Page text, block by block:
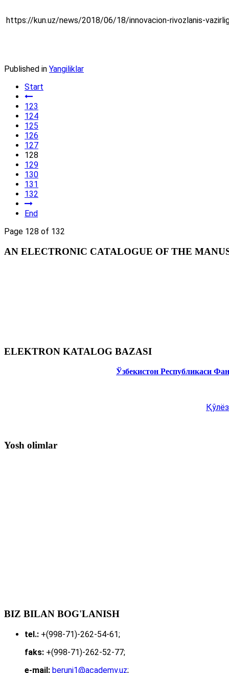
https://kun.uz/news/2018/06/18/innovacion-rivozlanis-
Published in Yangiliklar
Start
123
124
125
126
127
128
129
130
131
132
End
Page 128 of 132
AN ELECTRONIC CATALOGUE OF THE
ELEKTRON KATALOG BAZASI
Ўзбекистон Республикаси
Yosh olimlar
BIZ BILAN BOG'LANISH
tel.: +(998-71)-262-54-61;
faks: +(998-71)-262-52-77;
e-mail: beruni1@academy.uz;